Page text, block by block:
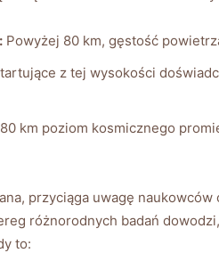
Powyżej 80 km, gęstość
z tej wysokości
km poziom kosmicznego
przyciąga uwagę
różnorodnych badań
to: